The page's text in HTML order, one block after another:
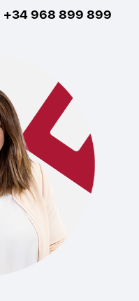
+34 968 899 899